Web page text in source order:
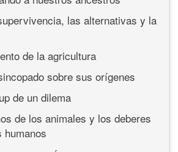
las alternativas y la
de la agricultura
sobre sus orígenes
de un dilema
de los animales y los deberes
humanos